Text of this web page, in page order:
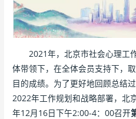
2021年，北京市社会心理工
体带领下，在全体会员支持下，
目的成绩。为了更好地回顾总结
2022年工作规划和战略部署，北
年12月16日下午2:00-4：00召开